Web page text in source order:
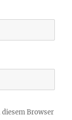
Browser